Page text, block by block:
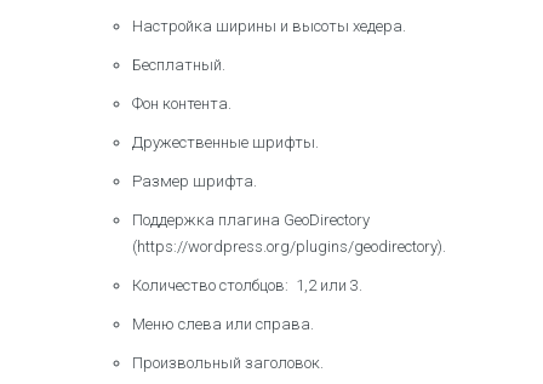
Настройка ширины и высоты хедера.
Бесплатный.
Фон контента.
Дружественные шрифты.
Размер шрифта.
Поддержка плагина GeoDirectory
(https://wordpress.org/plugins/geodirectory).
Количество столбцов: 1,2 или 3.
Меню слева или справа.
Произвольный заголовок.